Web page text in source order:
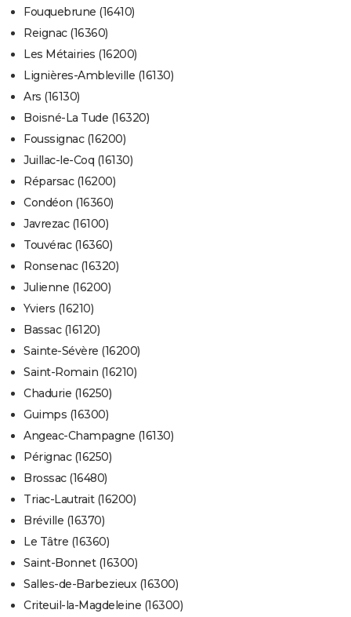
Fouquebrune (16410)
Reignac (16360)
Les Métairies (16200)
Lignières-Ambleville (16130)
Ars (16130)
Boisné-La Tude (16320)
Foussignac (16200)
Juillac-le-Coq (16130)
Réparsac (16200)
Condéon (16360)
Javrezac (16100)
Touvérac (16360)
Ronsenac (16320)
Julienne (16200)
Yviers (16210)
Bassac (16120)
Sainte-Sévère (16200)
Saint-Romain (16210)
Chadurie (16250)
Guimps (16300)
Angeac-Champagne (16130)
Pérignac (16250)
Brossac (16480)
Triac-Lautrait (16200)
Bréville (16370)
Le Tâtre (16360)
Saint-Bonnet (16300)
Salles-de-Barbezieux (16300)
Criteuil-la-Magdeleine (16300)